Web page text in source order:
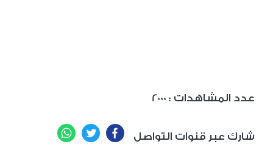
2000 : عدد المشاهدات
شارك عبر قنوات التواصل Facebook
Twitter